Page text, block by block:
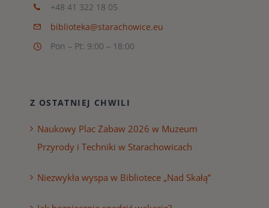
+48 41 322 18 05
biblioteka@starachowice.eu
Pon – Pt: 9:00 – 18:00
Z OSTATNIEJ CHWILI
Naukowy Plac Zabaw 2026 w Muzeum
Przyrody i Techniki w Starachowicach
Niezwykła wyspa w Bibliotece „Nad Skałą”